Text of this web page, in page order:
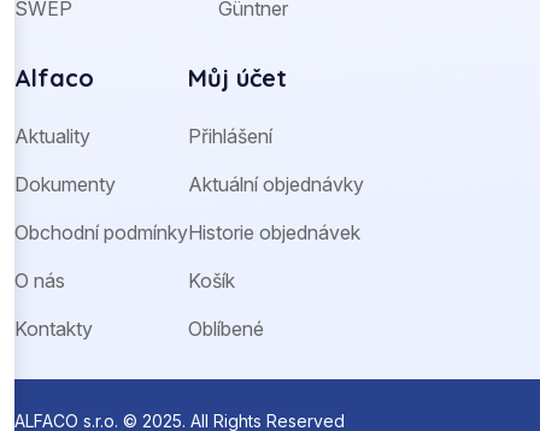
SWEP
Güntner
Alfaco
Aktuality
Dokumenty
Obchodní podmínky
O nás
Kontakty
Můj účet
Přihlášení
Aktuální objednávky
Historie objednávek
Košík
Oblíbené
ALFACO s.r.o. © 2025. All Rights Reserved